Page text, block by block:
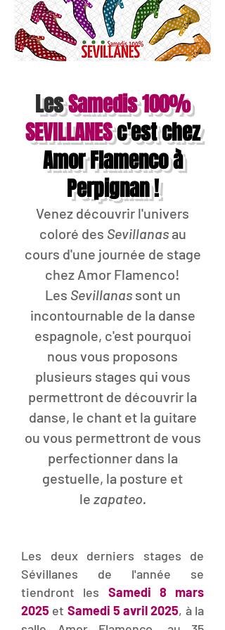
LesSamedis 100%
SEVILLANESc'est chez
Amor Flamenco à
Perpignan !
Venez découvrir l'univers
coloré des Sevillanasau
cours d'une journée de stage
chez Amor Flamenco!
Les Sevillanassont un
incontournable de la danse
espagnole, c'est pourquoi
nous vous proposons
plusieurs stages qui vous
permettront de découvrir la
danse, le chant et la guitare
ou vous permettront de vous
perfectionner dans la
gestuelle, la posture et
le zapateo.
Les deux derniers stages de
Sévillanes de l'année se
tiendront les Samedi 8 mars
2025 et Samedi 5 avril 2025, à la